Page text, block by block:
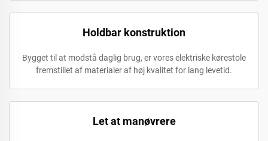
Holdbar konstruktion
Bygget til at modstå daglig brug, er vores elektriske kørestole
fremstillet af materialer af høj kvalitet for lang levetid.
Let at manøvrere